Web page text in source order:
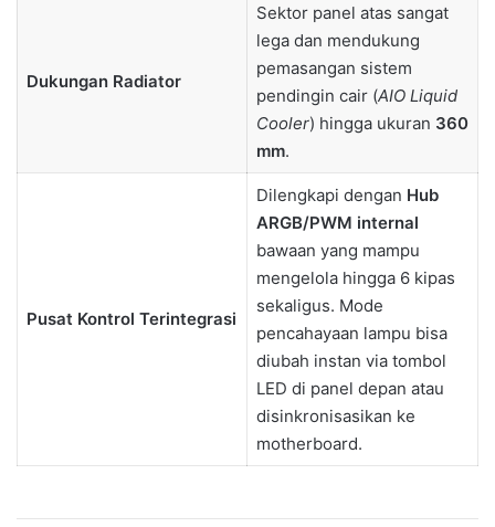
Dukungan Radiator
Sektor panel atas sangat
lega dan mendukung
pemasangan sistem
pendingin cair (AIO Liquid
Cooler) hingga ukuran 360
mm.
Pusat Kontrol Terintegrasi
Dilengkapi dengan Hub
ARGB/PWM internal
bawaan yang mampu
mengelola hingga 6 kipas
sekaligus. Mode
pencahayaan lampu bisa
diubah instan via tombol
LED di panel depan atau
disinkronisasikan ke
motherboard.